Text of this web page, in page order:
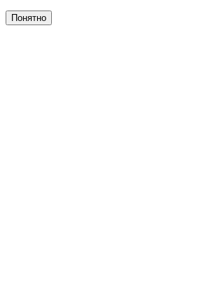
Понятно